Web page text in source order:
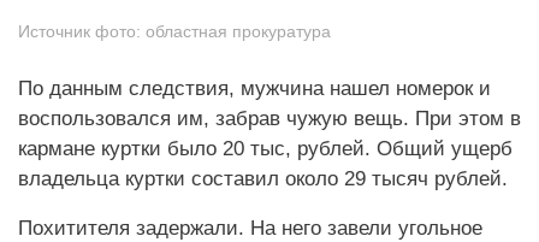
Источник фото: областная прокуратура
По данным следствия, мужчина нашел номерок и
воспользовался им, забрав чужую вещь. При этом в
кармане куртки было 20 тыс, рублей. Общий ущерб
владельца куртки составил около 29 тысяч рублей.
Похитителя задержали. На него завели угольное